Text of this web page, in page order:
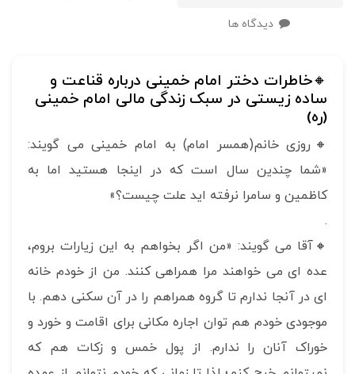
دیدگاه ها
🔸خاطرات دختر امام خمینی درباره قناعت و
ساده زیستی در سبک زندگی مالی امام خمینی
(ره)
🔸روزی خانم(همسر امام) به امام خمینی می گویند:
«شما چندین سال است که در اینجا هستید اما به
کاظمین و سامرا نرفته اید علت چیست؟»
.
🔸آقا می گویند: «من اگر بخواهم به این زیارات بروم،
عده ای می خواهند مرا همراهی کنند. من از خودم خانه
ای در آنجا ندارم تا گروه همراهم را در آن سکنی دهم. با
موجودی خودم هم توان اجاره مکانی برای اقامت و خورد و
خوراک آنان را ندارم. از پول خمس و زکات هم که